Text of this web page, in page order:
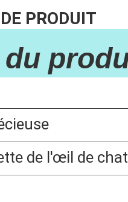
PRODUIT
de l'œil de chat